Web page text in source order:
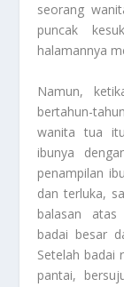
seorang
puncak
halamannya
Namun,
bertahun-
wanita tua
ibunya
penampilan
dan terluka,
balasan atas
badai besar
Setelah badai
pantai,